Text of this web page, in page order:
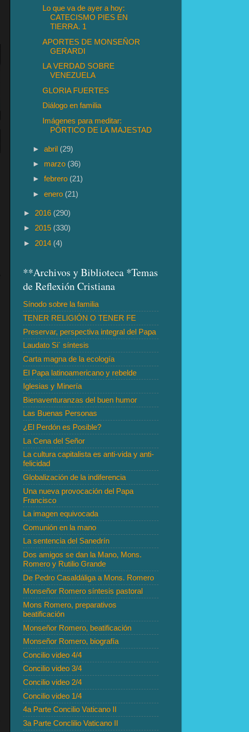
Lo que va de ayer a hoy:
CATECISMO PIES EN
TIERRA. 1
APORTES DE MONSEÑOR
GERARDI
LA VERDAD SOBRE
VENEZUELA
GLORIA FUERTES
Diálogo en familia
Imágenes para meditar:
PÓRTICO DE LA MAJESTAD
►abril (29)
► marzo (36)
►febrero (21)
►enero (21)
► 2016 (290)
► 2015 (330)
► 2014 (4)
**Archivos y Biblioteca *Temas
de Reflexión Cristiana
Sínodo sobre la familia
TENER RELIGIÓN O TENER FE
Preservar, perspectiva integral del Papa
Laudato Si´ síntesis
Carta magna de la ecología
El Papa latinoamericano y rebelde
Iglesias y Minería
Bienaventuranzas del buen humor
Las Buenas Personas
¿El Perdón es Posible?
La Cena del Señor
La cultura capitalista es anti-vida y anti-
felicidad
Globalización de la indiferencia
Una nueva provocación del Papa
Francisco
La imagen equivocada
Comunión en la mano
La sentencia del Sanedrín
Dos amigos se dan la Mano, Mons.
Romero y Rutilio Grande
De Pedro Casaldáliga a Mons. Romero
Monseñor Romero síntesis pastoral
Mons Romero, preparativos
beatificación
Monseñor Romero, beatificación
Monseñor Romero, biografía
Concilio video 4/4
Concilio video 3/4
Concilio video 2/4
Concilio video 1/4
4a Parte Concilio Vaticano II
3a Parte Conclilio Vaticano II